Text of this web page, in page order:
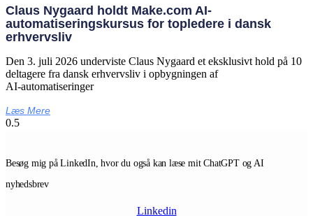
Claus Nygaard holdt Make.com AI-
automatiseringskursus for topledere i dansk
erhvervsliv
Den 3. juli 2026 underviste Claus Nygaard et eksklusivt hold på 10
deltagere fra dansk erhvervsliv i opbygningen af
AI‑automatiseringer
Læs Mere
Besøg mig på LinkedIn, hvor du også kan læse mit ChatGPT og AI
nyhedsbrev
Linkedin